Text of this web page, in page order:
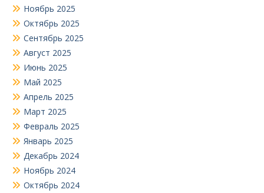
Ноябрь 2025
Октябрь 2025
Сентябрь 2025
Август 2025
Июнь 2025
Май 2025
Апрель 2025
Март 2025
Февраль 2025
Январь 2025
Декабрь 2024
Ноябрь 2024
Октябрь 2024